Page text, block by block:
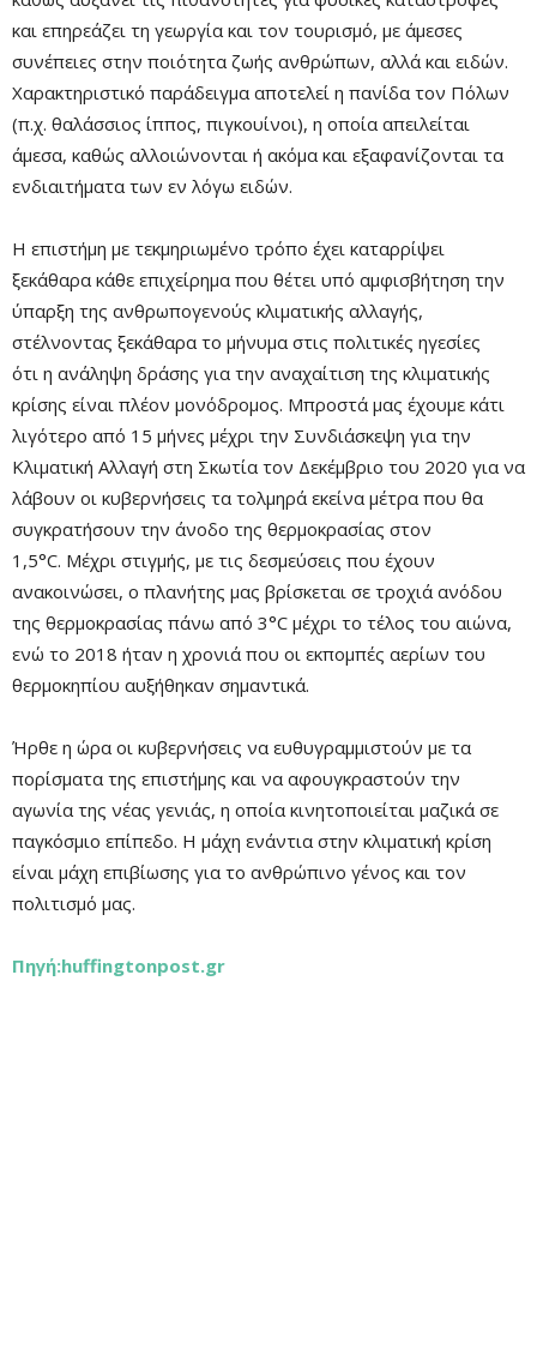
και επηρεάζει τη γεωργία και τον τουρισμό, με άμεσες
συνέπειες στην ποιότητα ζωής ανθρώπων, αλλά και ειδών.
Χαρακτηριστικό παράδειγμα αποτελεί η πανίδα τον Πόλων
(π.χ. θαλάσσιος ίππος, πιγκουίνοι), η οποία απειλείται
άμεσα, καθώς αλλοιώνονται ή ακόμα και εξαφανίζονται τα
ενδιαιτήματα των εν λόγω ειδών.
Η επιστήμη με τεκμηριωμένο τρόπο έχει καταρρίψει
ξεκάθαρα κάθε επιχείρημα που θέτει υπό αμφισβήτηση την
ύπαρξη της ανθρωπογενούς κλιματικής αλλαγής,
στέλνοντας ξεκάθαρα το μήνυμα στις πολιτικές ηγεσίες
ότι η ανάληψη δράσης για την αναχαίτιση της κλιματικής
κρίσης είναι πλέον μονόδρομος. Μπροστά μας έχουμε κάτι
λιγότερο από 15 μήνες μέχρι την Συνδιάσκεψη για την
Κλιματική Αλλαγή στη Σκωτία τον Δεκέμβριο του 2020 για να
λάβουν οι κυβερνήσεις τα τολμηρά εκείνα μέτρα που θα
συγκρατήσουν την άνοδο της θερμοκρασίας στον
1,5°C. Μέχρι στιγμής, με τις δεσμεύσεις που έχουν
ανακοινώσει, ο πλανήτης μας βρίσκεται σε τροχιά ανόδου
της θερμοκρασίας πάνω από 3°C μέχρι το τέλος του αιώνα,
ενώ το 2018 ήταν η χρονιά που οι εκπομπές αερίων του
θερμοκηπίου αυξήθηκαν σημαντικά.
Ήρθε η ώρα οι κυβερνήσεις να ευθυγραμμιστούν με τα
πορίσματα της επιστήμης και να αφουγκραστούν την
αγωνία της νέας γενιάς, η οποία κινητοποιείται μαζικά σε
παγκόσμιο επίπεδο. Η μάχη ενάντια στην κλιματική κρίση
είναι μάχη επιβίωσης για το ανθρώπινο γένος και τον
πολιτισμό μας.
Πηγή:huffingtonpost.gr